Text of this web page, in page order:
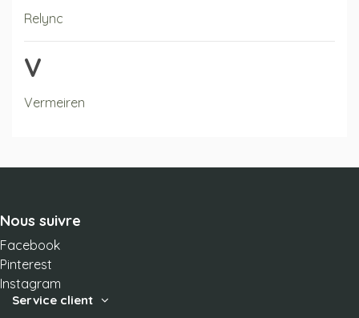
Relync
V
Vermeiren
Nous suivre
Facebook
Pinterest
Instagram
Service client